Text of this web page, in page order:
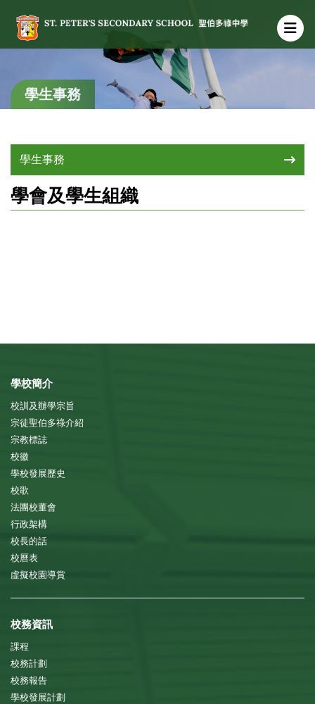
學生事務
學生事務
學會及學生組織
學校簡介
校訓及辦學宗旨
宗徒聖伯多祿介紹
宗教標誌
校徽
學校發展歷史
校歌
法團校董會
行政架構
校長的話
校曆表
虛擬校園導賞
校務資訊
課程
校務計劃
校務報告
學校發展計劃